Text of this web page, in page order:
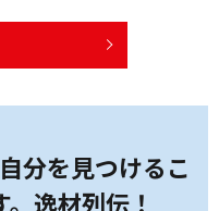
分を見つけるこ
逸材列伝！